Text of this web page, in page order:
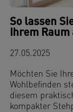
So lassen
Ihrem
27.05.2025
Möchten Sie
Wohlbefinden
diesem
kompakter